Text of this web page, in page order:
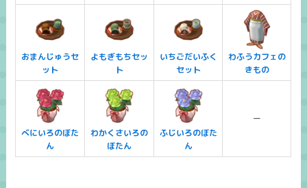
おまんじゅうセ
ット
よもぎもちセッ
ト
いちごだいふく
セット
わふうカフェの
きもの
べにいろのぼた
ん
わかくさいろの
ぼたん
ふじいろのぼた
ん
ー